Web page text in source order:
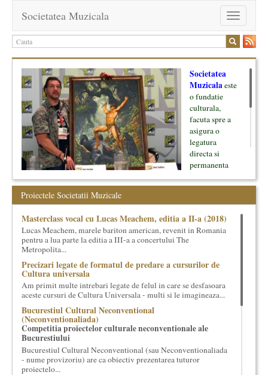
Toggle
navigation
Societatea Muzicala
Societatea
Muzicalaeste
o fundatie
culturala,
facuta spre a
asigura o
legatura
directa si
permanenta
oamenii ei, pe
inceput cu muzica clasica - si de aici numele -, insa acum
dezvoltam proiecte si in alte domenii ale culturii.
Facem management cultural, dezvoltam si administram proiecte
proprii sau preluate, modele si sisteme de finantare, marketing
cultural si consultanta. Organizam concursuri, concerte si
evenimente culturale, private sau publice, tinem cursuri de
cultura generala muzicala, teatrala, filosofica si de alte feluri.
Cuvinte in plus despre proiect, despre cei care il administreaza si
cei care il finantateaza sunt in rubricile de mai jos.
Proiectele Societatii Muzicale
Masterclass vocal cu Lucas Meachem, editia a II-a (2018)
Lucas Meachem, marele bariton american, revenit in Romania
pentru a lua parte la editia a III-a a concertului The
Metropolita...
Precizari legate de formatul de predare a cursurilor de
Cultura universala
Am primit multe intrebari legate de felul in care se desfasoara
aceste cursuri de Cultura Universala - multi si le imagineaza...
Bucurestiul Cultural Neconventional
(Neconventionaliada)
Competitia proiectelor culturale neconventionale ale
Bucurestiului
Bucurestiul Cultural Neconventional (sau Neconventionaliada
- nume provizoriu) are ca obiectiv prezentarea tuturor
proiectelo...